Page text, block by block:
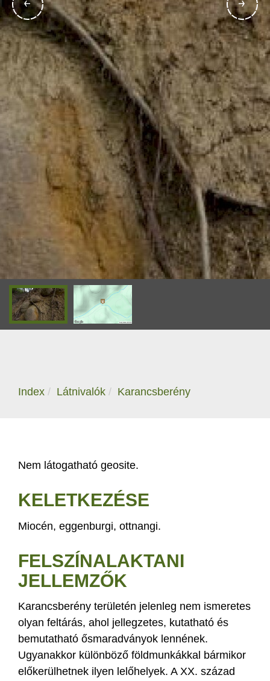
Index Látnivalók Karancsberény
Nem látogatható geosite.
KELETKEZÉSE
Miocén, eggenburgi, ottnangi.
FELSZÍNALAKTANI
JELLEMZŐK
Karancsberény területén jelenleg nem ismeretes
olyan feltárás, ahol jellegzetes, kutatható és
bemutatható ősmaradványok lennének.
Ugyanakkor különböző földmunkákkal bármikor
előkerülhetnek ilyen lelőhelyek. A XX. század